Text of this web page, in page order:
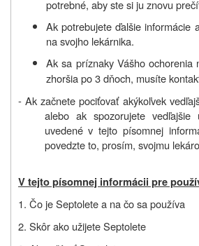
potrebné, aby ste si ju znovu
Ak potrebujete ďalšie informácie
na svojho lekárnika.
Ak sa príznaky Vášho ochorenia
zhoršia po 3 dňoch, musíte
- Ak začnete pociťovať akýkoľvek
alebo ak spozorujete
uvedené v tejto písomnej
povedzte to, prosím, svojmu
V tejto písomnej informácii pre
1. Čo je Septolete a na čo sa používa
2. Skôr ako užijete Septolete